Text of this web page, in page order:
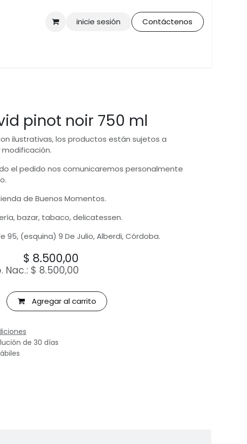
inicie sesión
Contáctenos
pinot noir 750 ml
ilustrativas, los productos están sujetos a
el pedido nos comunicaremos personalmente
de Buenos Momentos.
bazar, tabaco, delicatessen.
95, (esquina) 9 De Julio, Alberdi, Córdoba.
$ 8.500,00
Nac.: $ 8.500,00
Agregar al carrito
de 30 días